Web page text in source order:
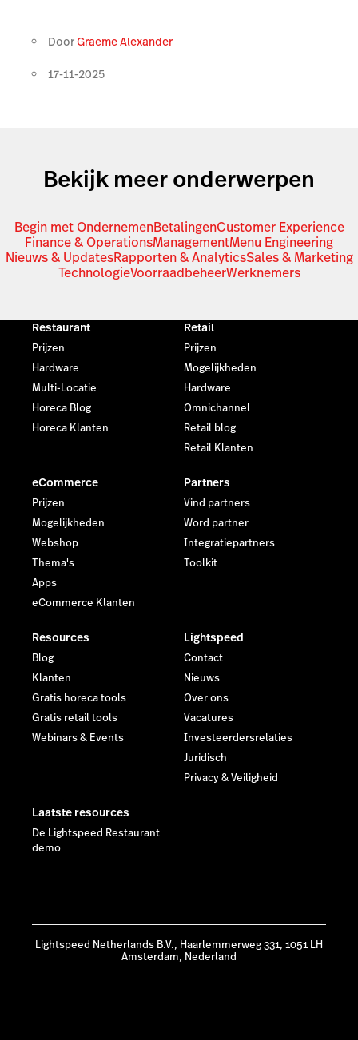
DoorGraeme Alexander
17-11-2025
Bekijk meer onderwerpen
Begin met OndernemenBetalingenCustomer Experience
Finance & OperationsManagementMenu Engineering
Nieuws & UpdatesRapporten & AnalyticsSales & Marketing
TechnologieVoorraadbeheerWerknemers
Restaurant
Prijzen
Hardware
Multi-Locatie
Horeca Blog
Horeca Klanten
Retail
Prijzen
Mogelijkheden
Hardware
Omnichannel
Retail blog
Retail Klanten
eCommerce
Prijzen
Mogelijkheden
Webshop
Thema's
Apps
eCommerce Klanten
Partners
Vind partners
Word partner
Integratiepartners
Toolkit
Resources
Blog
Klanten
Gratis horeca tools
Gratis retail tools
Webinars & Events
Lightspeed
Contact
Nieuws
Over ons
Vacatures
Investeerdersrelaties
Juridisch
Privacy & Veiligheid
Laatste resources
De Lightspeed Restaurant
demo
Lightspeed Netherlands B.V., Haarlemmerweg 331, 1051 LH
Amsterdam, Nederland